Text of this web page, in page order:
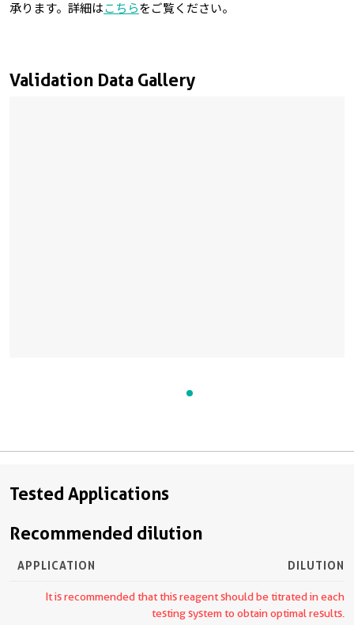
Validation Data Gallery
承ります。詳細はこちらをご覧ください。
Tested Applications
Recommended dilution
APPLICATION DILUTION
It is recommended that this reagent should be titrated in each
testing system to obtain optimal results.